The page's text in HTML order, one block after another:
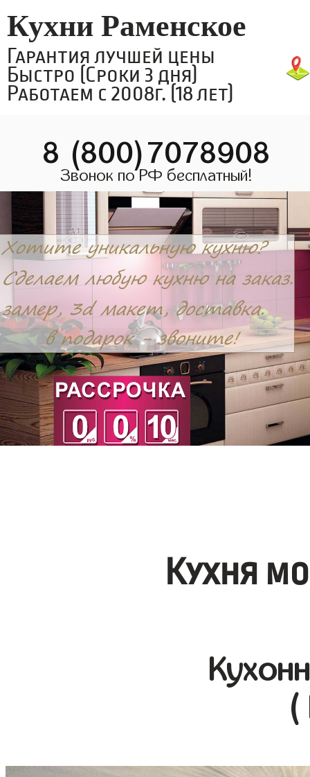
Кухни Раменское
Гарантия лучшей цены
Быстро (Сроки 3 дня)
Работаем с 2008г. (18 лет)
8 (800)7078908
Звонок по РФ бесплатный!
Кухня
(